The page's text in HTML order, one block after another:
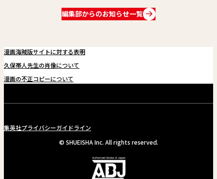
編集部からのお知らせ一覧
漫画海賊版サイトに対する表明
久保帯人先生の肖像について
漫画の不正コピーについて
集英社プライバシーガイドライン
© SHUEISHA Inc. All rights reserved.